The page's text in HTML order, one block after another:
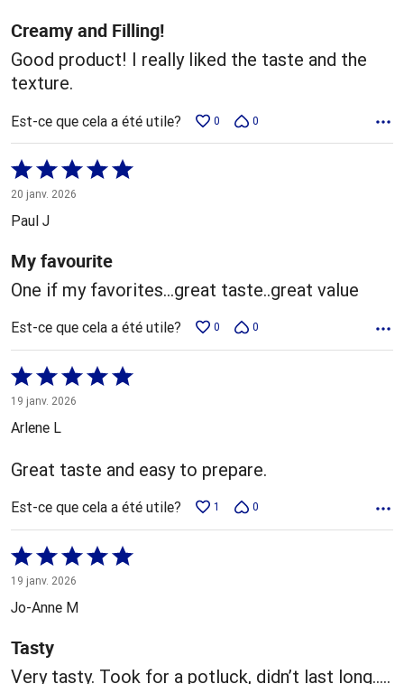
Creamy and Filling!
Good product! I really liked the taste and the
texture.
Est-ce que cela a été utile? 0 0
Coté
5 sur
5
20 janv. 2026
Paul J
My favourite
One if my favorites...great taste..great value
Est-ce que cela a été utile? 0 0
Coté
5 sur
5
19 janv. 2026
Arlene L
Great taste and easy to prepare.
Est-ce que cela a été utile? 1 0
Coté
5 sur
5
19 janv. 2026
Jo-Anne M
Tasty
Very tasty. Took for a potluck, didn’t last long…..